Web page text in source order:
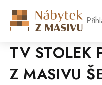
obsah
TV STOLEK
Z MASIVU